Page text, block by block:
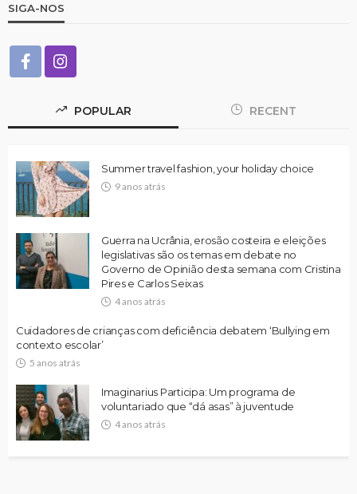
SIGA-NOS
POPULAR RECENT
Summer travel fashion, your holiday choice
9 anos atrás
Guerra na Ucrânia, erosão costeira e eleições
legislativas são os temas em debate no
Governo de Opinião desta semana com Cristina
Pires e Carlos Seixas
4 anos atrás
Cuidadores de crianças com deficiência debatem ‘Bullying em
contexto escolar’
5 anos atrás
Imaginarius Participa: Um programa de
voluntariado que “dá asas” à juventude
4 anos atrás